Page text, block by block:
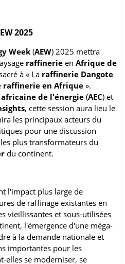
2025
Week (AEW) 2025 mettra
raffinerie en Afrique de
à « La raffinerie Dangote
raffinerie en Afrique ».
de l'énergie(AEC) et
, cette session aura lieu le
les principaux acteurs du
pour une discussion
plus transformateurs du
du continent.
l'impact plus large de
de raffinage existantes en
vieillissantes et sous-utilisées
l'émergence d'une méga-
à la demande nationale et
importantes pour les
elles se moderniser, se